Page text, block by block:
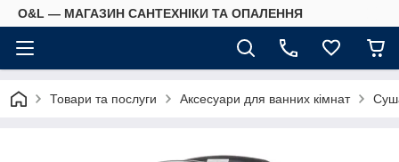
O&L — МАГАЗИН САНТЕХНІКИ ТА ОПАЛЕННЯ
Товари та послуги Аксесуари для ванних кімнат